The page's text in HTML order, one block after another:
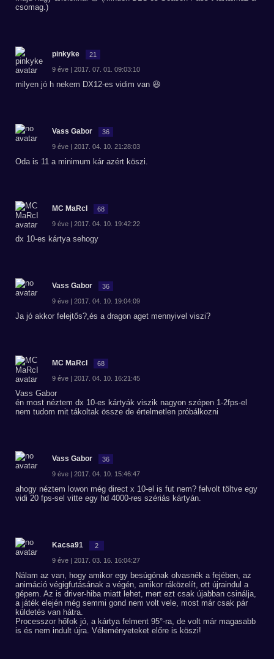
csomag.)
pinkyke 21
9 éve | 2017. 07. 01. 09:03:10
milyen jó h nekem DX12-es vidim van 😆
Vass Gabor 36
9 éve | 2017. 04. 10. 21:28:03
Oda is 11 a minimum kár azért köszi.
MC MaRcI 68
9 éve | 2017. 04. 10. 19:42:22
dx 10-es kártya sehogy
Vass Gabor 36
9 éve | 2017. 04. 10. 19:04:09
Ja jó akkor felejtős?,és a dragon aget mennyivel viszi?
MC MaRcI 68
9 éve | 2017. 04. 10. 16:21:45
Vass Gabor
én most néztem dx 10-es kártyák viszik nagyon szépen 1-2fps-el
nem tudom mit tákoltak össze de értelmetlen próbálkozni
Vass Gabor 36
9 éve | 2017. 04. 10. 15:46:47
ahogy néztem lowon még direct x 10-el is fut nem? felvolt töltve egy
vidi 20 fps-sel vitte egy hd 4000-res szériás kártyán.
Kacsa91 2
9 éve | 2017. 03. 16. 16:04:27
Nálam az van, hogy amikor egy besúgónak olvasnék a fejében, az
animáció végigfutásának a végén, amikor ráközelít, ott újraindul a
gépem. Az is driver-hiba miatt lehet, mert ezt csak újabban csinálja,
a játék elején még semmi gond nem volt vele, most már csak pár
küldetés van hátra.
Processzor hőfok jó, a kártya felment 95°-ra, de volt már magasabb
is és nem indult újra. Véleményeteket előre is köszi!